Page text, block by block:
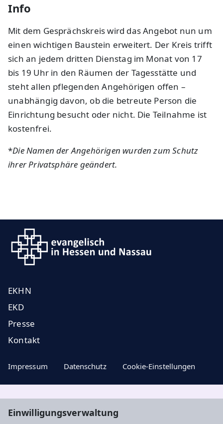
Einwilligungsverwaltung
Info
Mit dem Gesprächskreis wird das Angebot nun um
einen wichtigen Baustein erweitert. Der Kreis trifft
sich an jedem dritten Dienstag im Monat von 17
bis 19 Uhr in den Räumen der Tagesstätte und
steht allen pflegenden Angehörigen offen –
unabhängig davon, ob die betreute Person die
Einrichtung besucht oder nicht. Die Teilnahme ist
kostenfrei.
*Die Namen der Angehörigen wurden zum Schutz
ihrer Privatsphäre geändert.
EKHN
EKD
Presse
Kontakt
Impressum Datenschutz Cookie-Einstellungen
Aktuelle Nachrichten, geistige Impulse ...